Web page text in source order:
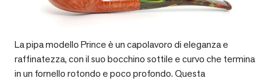
La pipa modello Prince è un capolavoro di eleganza e
raffinatezza, con il suo bocchino sottile e curvo che termina
in un fornello rotondo e poco profondo. Questa